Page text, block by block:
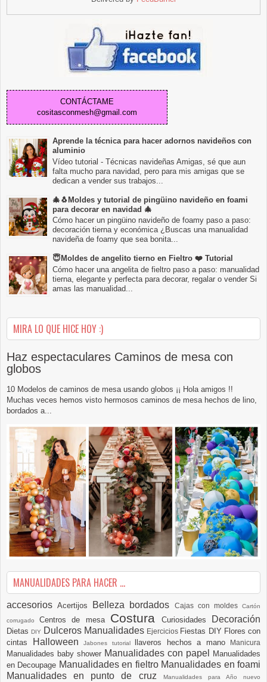
CONTÁCTAME
cositasconmesh@gmail.com
Aprende la técnica para hacer adornos navideños con
aluminio
Vídeo tutorial - Técnicas navideñas Amigas, sé que aun
falta mucho para navidad, pero para mis amigas que se
dedican a vender sus trabajos...
🎄🐧Moldes y tutorial de pingüino navideño en foami
para decorar en navidad 🎄
Cómo hacer un pingüino navideño de foamy paso a paso:
decoración tierna y económica ¿Buscas una manualidad
navideña de foamy que sea bonita...
😇Moldes de angelito tierno en Fieltro ❤️ Tutorial
Cómo hacer una angelita de fieltro paso a paso: manualidad
tierna, elegante y perfecta para decorar, regalar o vender Si
amas las manualidad...
MIRA LO QUE HICE HOY :)
Haz espectaculares Caminos de mesa con
globos
10 Modelos de caminos de mesa usando globos ¡¡ Hola amigos !!
Muchas veces hemos visto hermosos caminos de mesa hechos de lino,
bordados a...
MANUALIDADES PARA HACER ...
accesoriosAcertijos Belleza bordados Cajas con moldesCartón
corrugadoCentros de mesa Costura Curiosidades Decoración
DietasDIY Dulceros Manualidades Ejercicios Fiestas DIY Flores con
cintas
Halloween Jabones tutorial llaveros hechos a mano Manicura
Manualidades baby shower Manualidades con papel
Manualidades
en Decoupage Manualidades en fieltro Manualidades en foami
Manualidades en punto de cruz
Manualidades para Año nuevo